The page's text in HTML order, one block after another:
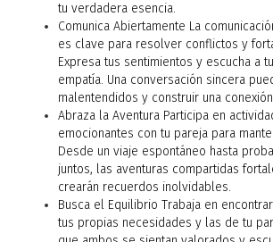
tu verdadera esencia.
Comunica Abiertamente La
es clave para resolver conflictos y
Expresa tus sentimientos y escucha a
empatía. Una conversación sincera
malentendidos y construir una
Abraza la Aventura Participa en
emocionantes con tu pareja para
Desde un viaje espontáneo hasta
juntos, las aventuras compartidas
crearán recuerdos inolvidables.
Busca el Equilibrio Trabaja en
tus propias necesidades y las de tu